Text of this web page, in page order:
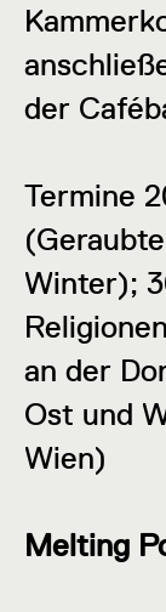
der
Termine
Winter);
an der
Ost und
Wien)
Melting